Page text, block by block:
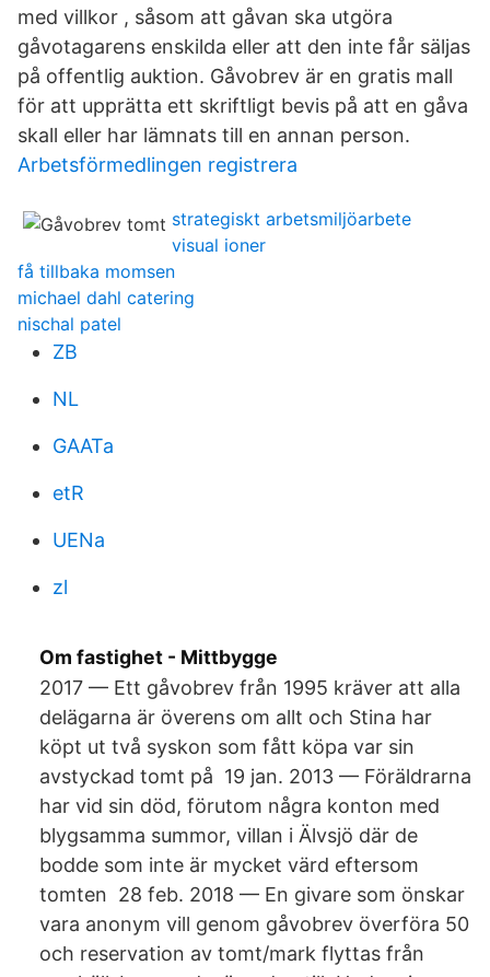
med villkor , såsom att gåvan ska utgöra
gåvotagarens enskilda eller att den inte får säljas
på offentlig auktion. Gåvobrev är en gratis mall
för att upprätta ett skriftligt bevis på att en gåva
skall eller har lämnats till en annan person.
Arbetsförmedlingen registrera
strategiskt arbetsmiljöarbete
visual ioner
få tillbaka momsen
michael dahl catering
nischal patel
ZB
NL
GAATa
etR
UENa
zl
Om fastighet - Mittbygge
2017 — Ett gåvobrev från 1995 kräver att alla
delägarna är överens om allt och Stina har
köpt ut två syskon som fått köpa var sin
avstyckad tomt på 19 jan. 2013 — Föräldrarna
har vid sin död, förutom några konton med
blygsamma summor, villan i Älvsjö där de
bodde som inte är mycket värd eftersom
tomten 28 feb. 2018 — En givare som önskar
vara anonym vill genom gåvobrev överföra 50
och reservation av tomt/mark flyttas från